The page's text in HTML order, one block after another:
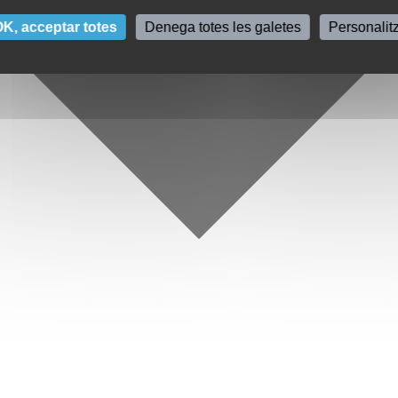
acceptar totes Denega totes les galetes